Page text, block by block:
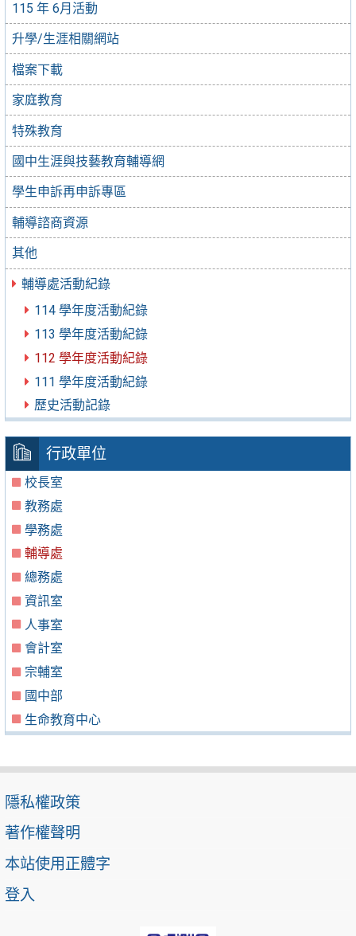
115 年 6月活動
升學/生涯相關網站
檔案下載
家庭教育
特殊教育
國中生涯與技藝教育輔導網
學生申訴再申訴專區
輔導諮商資源
其他
輔導處活動紀錄
114 學年度活動紀錄
113 學年度活動紀錄
112 學年度活動紀錄
111 學年度活動紀錄
歷史活動記錄
行政單位
校長室
教務處
學務處
輔導處
總務處
資訊室
人事室
會計室
宗輔室
國中部
生命教育中心
隱私權政策
著作權聲明
本站使用正體字
登入